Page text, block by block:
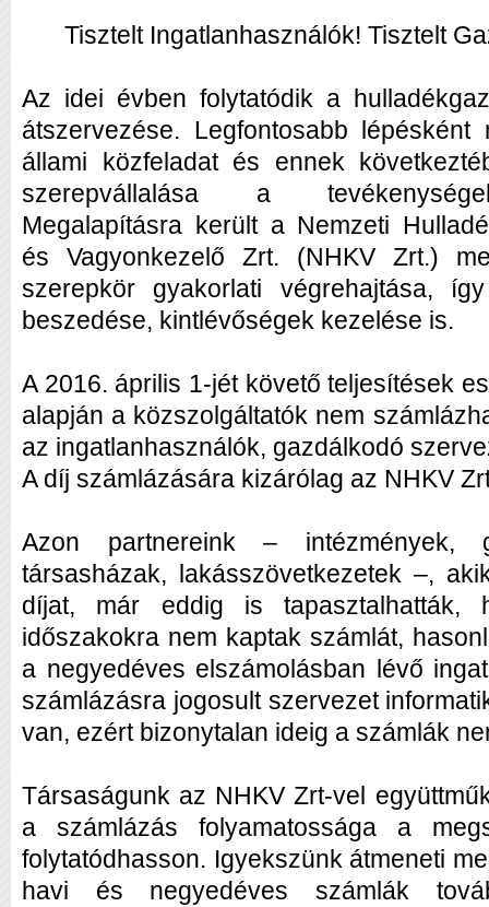
Tisztelt Ingatlanhasználók! Tisztelt
Az idei évben folytatódik a
átszervezése. Legfontosabb
állami közfeladat és ennek
szerepvállalása a
Megalapításra került a Nemzeti
és Vagyonkezelő Zrt. (NHKV Zrt.)
szerepkör gyakorlati végrehajtása,
beszedése, kintlévőségek kezelése is.
A 2016. április 1-jét követő teljesítések
alapján a közszolgáltatók nem
az ingatlanhasználók, gazdálkodó
A díj számlázására kizárólag az NHKV
Azon partnereink – intézmények,
társasházak, lakásszövetkezetek –,
díjat, már eddig is tapasztalhatták,
időszakokra nem kaptak számlát,
a negyedéves elszámolásban lévő
számlázásra jogosult szervezet
van, ezért bizonytalan ideig a számlák
Társaságunk az NHKV Zrt-vel
a számlázás folyamatossága a
folytatódhasson. Igyekszünk átmeneti
havi és negyedéves számlák